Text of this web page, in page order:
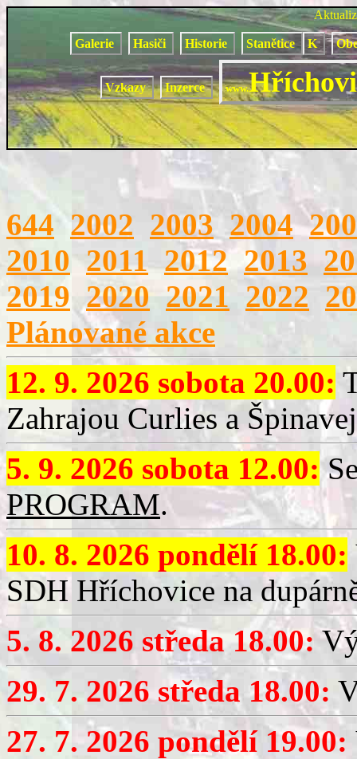
Galerie Hasiči Historie Stanětice K
Vzkazy Inzerce www.
644 2002 2003 2004
2010 2011 2012 2013
2019 2020 2021 2022
Plánované akce
12. 9. 2026 sobota 20.00:
Zahrajou Curlies a
5. 9. 2026 sobota 12.00:
PROGRAM.
10. 8. 2026 pondělí 18.00:
SDH Hříchovice na
5. 8. 2026 středa 18.00:
29. 7. 2026 středa 18.00:
27. 7. 2026 pondělí 19.00: